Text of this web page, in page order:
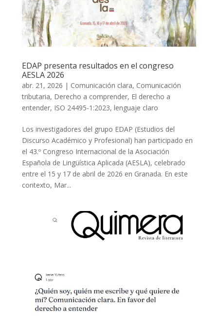
EDAP presenta resultados en el congreso
AESLA 2026
abr. 21, 2026 | Comunicación clara, Comunicación
tributaria, Derecho a comprender, El derecho a
entender, ISO 24495-1:2023, lenguaje claro
Los investigadores del grupo EDAP (Estudios del
Discurso Académico y Profesional) han participado en
el 43.º Congreso Internacional de la Asociación
Española de Lingüística Aplicada (AESLA), celebrado
entre el 15 y 17 de abril de 2026 en Granada. En este
contexto, Mar...